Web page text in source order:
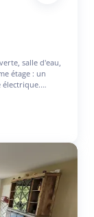
salle d'eau,
étage : un
électrique.
auxquels ce
: